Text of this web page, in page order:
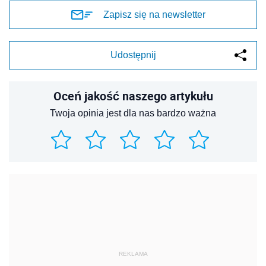
Zapisz się na newsletter
Udostępnij
Oceń jakość naszego artykułu
Twoja opinia jest dla nas bardzo ważna
REKLAMA